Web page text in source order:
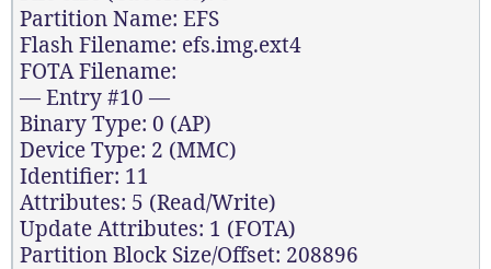
Partition Name: EFS
Flash Filename: efs.img.ext4
FOTA Filename:
— Entry #10 —
Binary Type: 0 (AP)
Device Type: 2 (MMC)
Identifier: 11
Attributes: 5 (Read/Write)
Update Attributes: 1 (FOTA)
Partition Block Size/Offset: 208896